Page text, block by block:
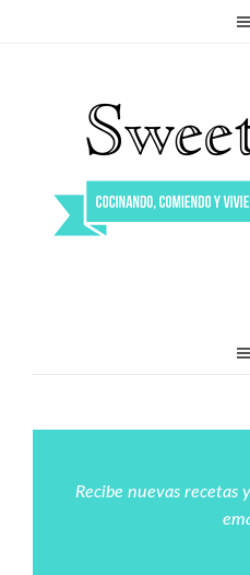
Recibe nuevas recetas